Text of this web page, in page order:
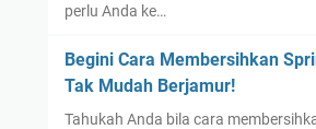
perlu Anda ke…
Begini Cara Membersihkan
Tak Mudah Berjamur!
Tahukah Anda bila cara